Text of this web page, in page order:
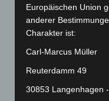
September 2024(112)
August 2024(107)
Mai 2024(149)
April 2024(102)
Europäischen Union
anderer
Charakter ist:
Carl-Marcus Müller
Reuterdamm 49
30853 Langenhagen